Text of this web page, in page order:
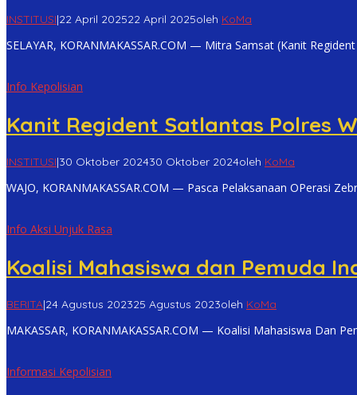
INSTITUSI|22 April 202522 April 2025oleh KoMa
SELAYAR, KORANMAKASSAR.COM — Mitra Samsat (Kanit
Info Kepolisian
Kanit Regident Satlantas Polres
INSTITUSI|30 Oktober 202430 Oktober 2024oleh KoMa
WAJO, KORANMAKASSAR.COM — Pasca Pelaksanaan OPerasi
Info Aksi Unjuk Rasa
Koalisi Mahasiswa dan Pemuda
BERITA|24 Agustus 202325 Agustus 2023oleh KoMa
MAKASSAR, KORANMAKASSAR.COM — Koalisi Mahasiswa Dan
Informasi Kepolisian